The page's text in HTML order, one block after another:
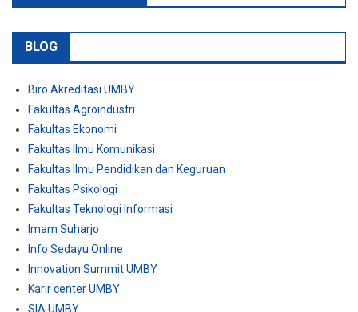
BLOG
Biro Akreditasi UMBY
Fakultas Agroindustri
Fakultas Ekonomi
Fakultas Ilmu Komunikasi
Fakultas Ilmu Pendidikan dan Keguruan
Fakultas Psikologi
Fakultas Teknologi Informasi
Imam Suharjo
Info Sedayu Online
Innovation Summit UMBY
Karir center UMBY
SIA UMBY